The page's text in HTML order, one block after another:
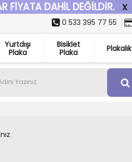
FİYATA DAHİL DEĞİLDİR. x
0 533 395 77 55
Yurtdışı
Plaka
Bisiklet
Plaka
Plakalık
.